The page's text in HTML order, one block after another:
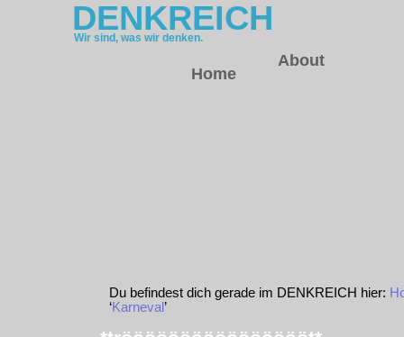
DENKREICH
Wir sind, was wir denken.
Home
About
Du befindest dich gerade im DENKREICH hier:
‘Karneval ’